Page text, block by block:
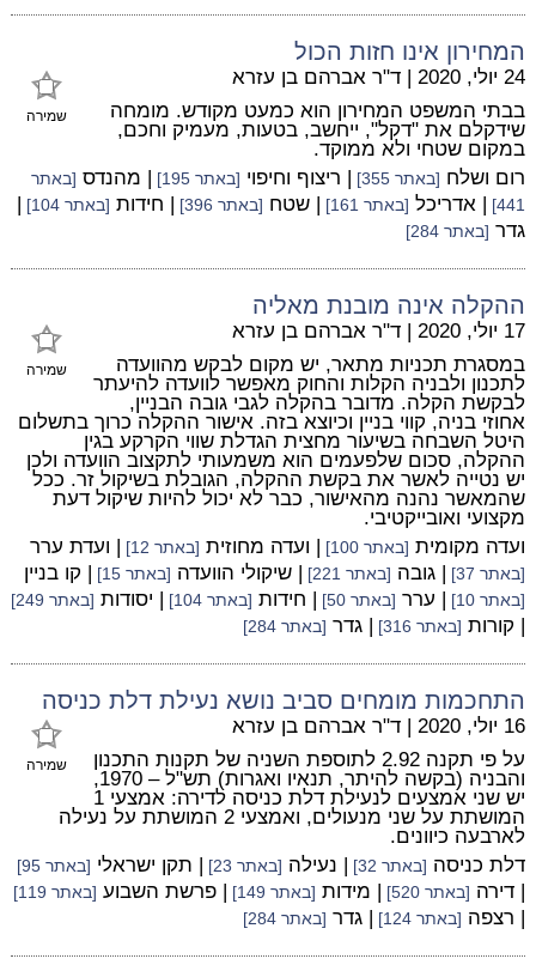
המחירון אינו חזות הכול
שמירה
24 יולי, 2020 | ד"ר אברהם בן עזרא
בבתי המשפט המחירון הוא כמעט מקודש. מומחה
שידקלם את "דקל", ייחשב, בטעות, מעמיק וחכם,
במקום שטחי ולא ממוקד.
רום ושלח [באתר 355] | ריצוף וחיפוי [באתר 195] | מהנדס [באתר
441]
| אדריכל [באתר 161] | שטח [באתר 396] | חידות [באתר 104]
|
גדר [באתר 284]
ההקלה אינה מובנת מאליה
שמירה
17 יולי, 2020 | ד"ר אברהם בן עזרא
במסגרת תכניות מתאר, יש מקום לבקש מהוועדה
לתכנון ולבניה הקלות והחוק מאפשר לוועדה להיעתר
לבקשת הקלה. מדובר בהקלה לגבי גובה הבניין,
אחוזי בניה, קווי בניין וכיוצא בזה. אישור ההקלה כרוך בתשלום
היטל השבחה בשיעור מחצית הגדלת שווי הקרקע בגין
ההקלה, סכום שלפעמים הוא משמעותי לתקצוב הוועדה ולכן
יש נטייה לאשר את בקשת ההקלה, הגובלת בשיקול זר. ככל
שהמאשר נהנה מהאישור, כבר לא יכול להיות שיקול דעת
מקצועי ואובייקטיבי.
ועדה מקומית [באתר 100] | ועדה מחוזית [באתר 12] | ועדת ערר
[באתר 37] | גובה [באתר 221] | שיקולי הוועדה [באתר 15] | קו בניין
[באתר 10] | ערר [באתר 50] | חידות [באתר 104] | יסודות [באתר 249]
| קורות [באתר 316] | גדר [באתר 284]
התחכמות מומחים סביב נושא נעילת דלת כניסה
שמירה
16 יולי, 2020 | ד"ר אברהם בן עזרא
על פי תקנה 2.92 לתוספת השניה של תקנות התכנון
והבניה (בקשה להיתר, תנאיו ואגרות) תש"ל – 1970,
יש שני אמצעים לנעילת דלת כניסה לדירה: אמצעי 1
המושתת על שני מנעולים, ואמצעי 2 המושתת על נעילה
לארבעה כיוונים.
דלת כניסה [באתר 32] | נעילה [באתר 23] | תקן ישראלי [באתר 95]
| דירה [באתר 520] | מידות [באתר 149] | פרשת השבוע [באתר 119]
| רצפה [באתר 124] | גדר [באתר 284]